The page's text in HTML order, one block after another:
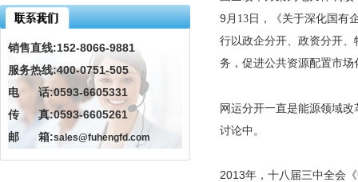
销售直线:152-8066-9881
服务热线:400-0751-505
电 话:0593-6605331
传 真:0593-6605261
邮 箱:sales@fuhengfd.com
9 月 13 日，《关于深化国有
行以政企分开、政资分开
务，促进公共资源配置市场
网运分开一直是能源领域
讨论中。
2013年，十八届三中全会